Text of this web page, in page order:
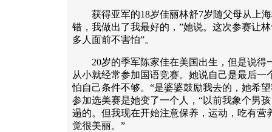
获得亚军的18岁佳丽林舒7岁随父母从上海
错，我做出了我最好的，”她说。这次参赛让
多人面前不害怕”。
20岁的季军陈家佳在美国出生，但是说得
从小就经常参加国语竞赛。她说自己是最后一
怕自己条件不够。“是婆婆鼓励我去的，她希
参加选美赛是她变了一个人，“以前我象个男
遢的。但我现在开始注意保养，运动，吃有营
觉很美丽。”